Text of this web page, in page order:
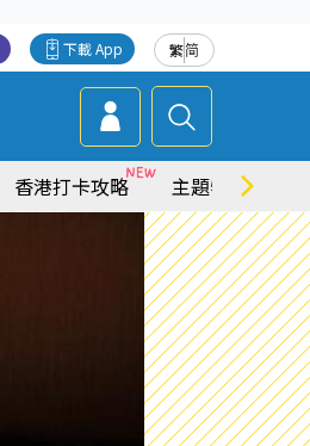
繁简
下載 App
香港打卡攻略 主題特集